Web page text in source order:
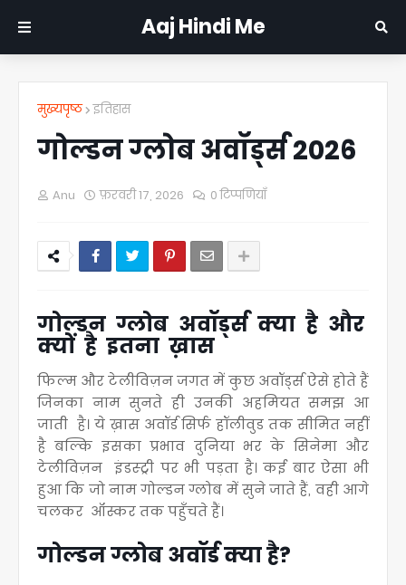
Aaj Hindi Me
मुख्यपृष्ठ इतिहास
गोल्डन ग्लोब अवॉर्ड्स 2026
Anu फ़रवरी 17, 2026 0 टिप्पणियाँ
गोल्डन ग्लोब अवॉर्ड्स क्या है और
क्यों है इतना ख़ास
फिल्म और टेलीविज़न जगत में कुछ अवॉर्ड्स ऐसे होते हैं
जिनका नाम सुनते ही उनकी अहमियत समझ आ
जाती है। ये ख़ास अवॉर्ड सिर्फ हॉलीवुड तक सीमित नहीं
है बल्कि इसका प्रभाव दुनिया भर के सिनेमा और
टेलीविज़न इंडस्ट्री पर भी पड़ता है। कई बार ऐसा भी
हुआ कि जो नाम गोल्डन ग्लोब में सुने जाते हैं, वही आगे
चलकर ऑस्कर तक पहुँचते हैं।
गोल्डन ग्लोब अवॉर्ड क्या है?